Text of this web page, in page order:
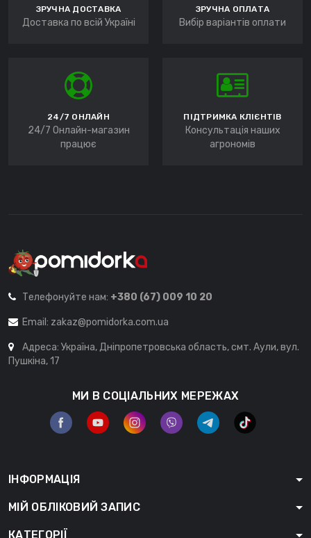
ЗРУЧНА ДОСТАВКА
Доставка по всій Україні
ЗРУЧНА ОПЛАТА
Вибір варіантів оплати
24/7 ОНЛАЙН
24/7 Онлайн-магазин
працює
ПІДТРИМКА КЛІЄНТІВ
Консультація наших
агрономів
Телефонуйте нам: +380 (67) 009 10 20
Email: zakaz@pomidorka.com.ua
Адреса: Україна, Дніпропетровська область, смт. Аули, вул.
Пушкіна, 17
МИ В СОЦІАЛЬНИХ МЕРЕЖАХ
ІНФОРМАЦІЯ
МІЙ ОБЛІКОВИЙ ЗАПИС
КАТЕГОРІЇ